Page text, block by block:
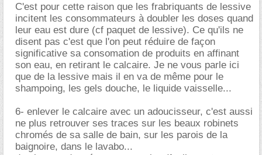
C'est pour cette raison que les frabriquants de lessive
incitent les consommateurs à doubler les doses quand
leur eau est dure (cf paquet de lessive). Ce qu'ils ne
disent pas c'est que l'on peut réduire de façon
significative sa consomation de produits en affinant
son eau, en retirant le calcaire. Je ne vous parle ici
que de la lessive mais il en va de même pour le
shampoing, les gels douche, le liquide vaisselle...
6- enlever le calcaire avec un adoucisseur, c'est aussi
ne plus retrouver ses traces sur les beaux robinets
chromés de sa salle de bain, sur les parois de la
baignoire, dans le lavabo...